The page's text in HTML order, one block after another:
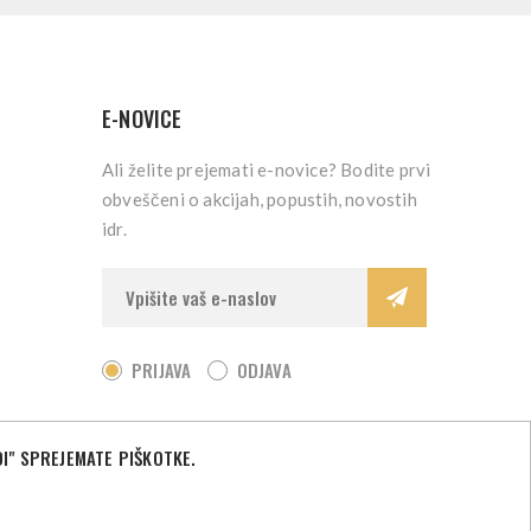
E-NOVICE
Ali želite prejemati e-novice? Bodite prvi
obveščeni o akcijah, popustih, novostih
idr.
PRIJAVA ODJAVA
SPREJEMATE PIŠKOTKE.